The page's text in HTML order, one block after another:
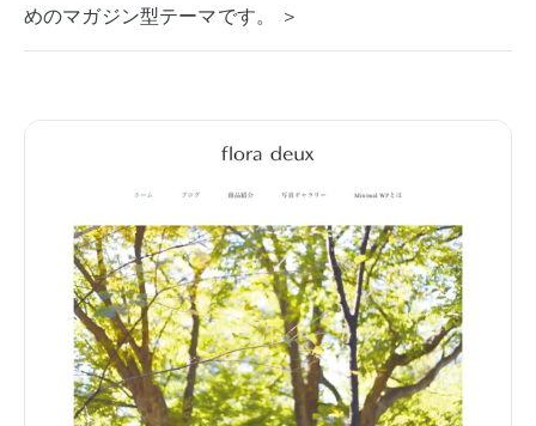
めのマガジン型テーマです。 ＞